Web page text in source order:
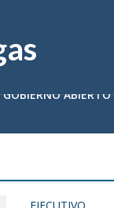
GOBIERNO ABIERTO